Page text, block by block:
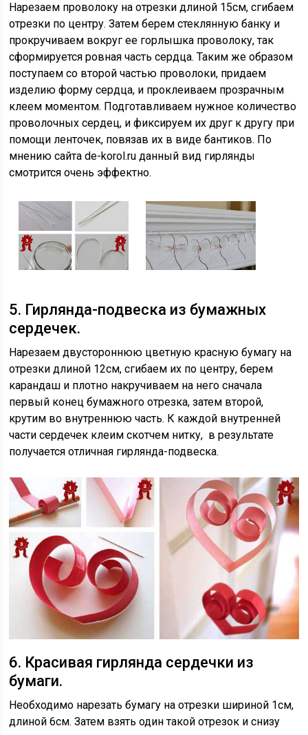
Нарезаем проволоку на отрезки длиной 15см, сгибаем
отрезки по центру. Затем берем стеклянную банку и
прокручиваем вокруг ее горлышка проволоку, так
сформируется ровная часть сердца. Таким же образом
поступаем со второй частью проволоки, придаем
изделию форму сердца, и проклеиваем прозрачным
клеем моментом. Подготавливаем нужное количество
проволочных сердец, и фиксируем их друг к другу при
помощи ленточек, повязав их в виде бантиков. По
мнению сайта de-korol.ru данный вид гирлянды
смотрится очень эффектно.
5. Гирлянда-подвеска из бумажных
сердечек.
Нарезаем двустороннюю цветную красную бумагу на
отрезки длиной 12см, сгибаем их по центру, берем
карандаш и плотно накручиваем на него сначала
первый конец бумажного отрезка, затем второй,
крутим во внутреннюю часть. К каждой внутренней
части сердечек клеим скотчем нитку, в результате
получается отличная гирлянда-подвеска.
6. Красивая гирлянда сердечки из
бумаги.
Необходимо нарезать бумагу на отрезки шириной 1см,
длиной 6см. Затем взять один такой отрезок и снизу